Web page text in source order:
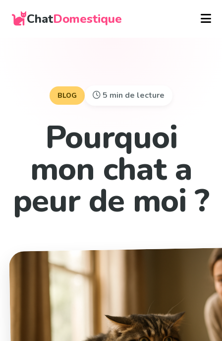
ChatDomestique
BLOG 5 min de lecture
Pourquoi
mon chat a
peur de moi ?